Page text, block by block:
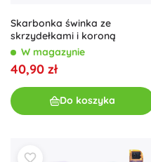
Skarbonka świnka ze
skrzydełkami i koroną
W magazynie
40,90 zł
Do koszyka